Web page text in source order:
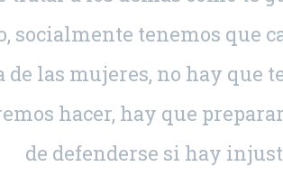
socialmente tenemos que
de las mujeres, no hay que
hacer, hay que
de defenderse si hay